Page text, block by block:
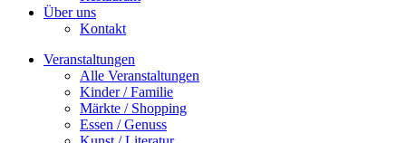
Über uns
Kontakt
Veranstaltungen
Alle Veranstaltungen
Kinder / Familie
Märkte / Shopping
Essen / Genuss